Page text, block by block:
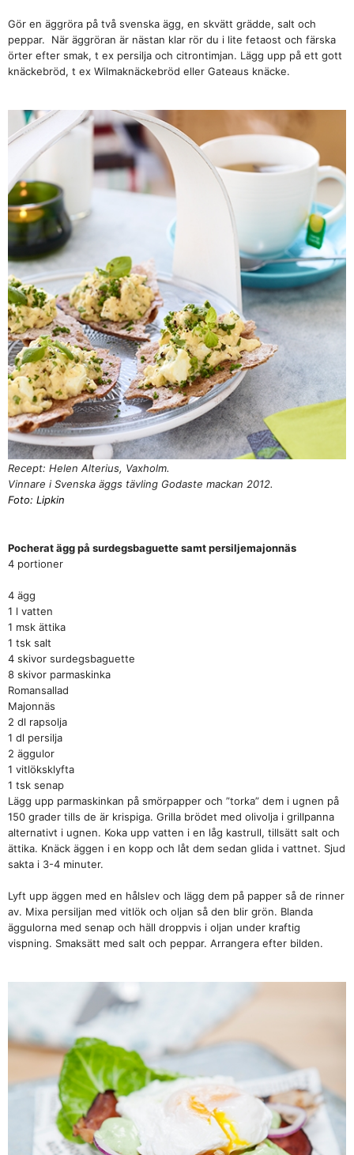
Gör en äggröra på två svenska ägg, en skvätt grädde, salt och
peppar. När äggröran är nästan klar rör du i lite fetaost och färska
örter efter smak, t ex persilja och citrontimjan. Lägg upp på ett gott
knäckebröd, t ex Wilmaknäckebröd eller Gateaus knäcke.
Recept: Helen Alterius, Vaxholm.
Vinnare i Svenska äggs tävling Godaste mackan 2012.
Foto: Lipkin
Pocherat ägg på surdegsbaguette samt persiljemajonnäs
4 portioner
4 ägg
1 l vatten
1 msk ättika
1 tsk salt
4 skivor surdegsbaguette
8 skivor parmaskinka
Romansallad
Majonnäs
2 dl rapsolja
1 dl persilja
2 äggulor
1 vitlöksklyfta
1 tsk senap
Lägg upp parmaskinkan på smörpapper och ”torka” dem i ugnen på
150 grader tills de är krispiga. Grilla brödet med olivolja i grillpanna
alternativt i ugnen. Koka upp vatten i en låg kastrull, tillsätt salt och
ättika. Knäck äggen i en kopp och låt dem sedan glida i vattnet. Sjud
sakta i 3-4 minuter.
Lyft upp äggen med en hålslev och lägg dem på papper så de rinner
av. Mixa persiljan med vitlök och oljan så den blir grön. Blanda
äggulorna med senap och häll droppvis i oljan under kraftig
vispning. Smaksätt med salt och peppar. Arrangera efter bilden.